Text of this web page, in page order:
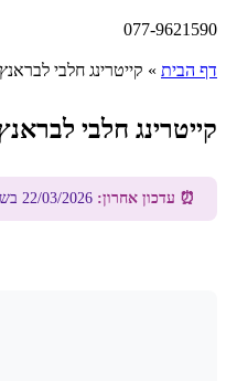
077-9621590
דף הבית » קייטרינג חלבי
קייטרינג חלבי
⏰ עדכון אחרון: